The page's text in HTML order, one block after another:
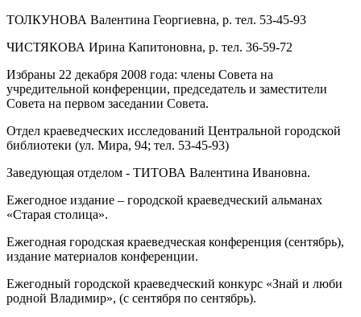
ТОЛКУНОВА Валентина Георгиевна, р. тел. 53-45-93
ЧИСТЯКОВА Ирина Капитоновна, р. тел. 36-59-72
Избраны 22 декабря 2008 года: члены Совета на
учредительной конференции, председатель и заместители
Совета на первом заседании Совета.
Отдел краеведческих исследований Центральной городской
библиотеки (ул. Мира, 94; тел. 53-45-93)
Заведующая отделом - ТИТОВА Валентина Ивановна.
Ежегодное издание – городской краеведческий альманах
«Старая столица».
Ежегодная городская краеведческая конференция (сентябрь),
издание материалов конференции.
Ежегодный городской краеведческий конкурс «Знай и люби
родной Владимир», (с сентября по сентябрь).